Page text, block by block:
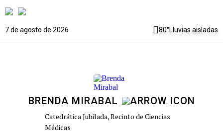
7 de agosto de 2026 80°Lluvias aisladas
BRENDA MIRABAL
Catedrática Jubilada, Recinto de Ciencias
Médicas